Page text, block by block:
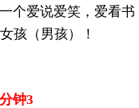
个爱说爱笑，爱看
孩（男孩）！
钟3